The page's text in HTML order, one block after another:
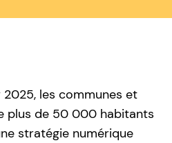
les communes et
plus de 50 000 habitants
stratégie numérique